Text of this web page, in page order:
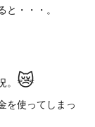
・・・。
😿
を使ってしまっ